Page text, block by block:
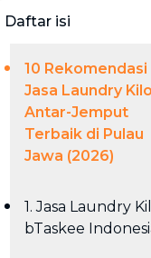
Daftar isi
10 Rekomendasi
Jasa Laundry
Antar-Jemput
Terbaik di Pulau
Jawa (2026)
1. Jasa Laundry
bTaskee